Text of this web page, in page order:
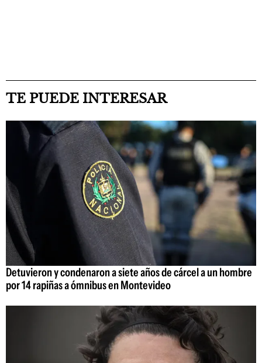
TE PUEDE INTERESAR
Detuvieron y condenaron a siete años de cárcel a un hombre
por 14 rapiñas a ómnibus en Montevideo